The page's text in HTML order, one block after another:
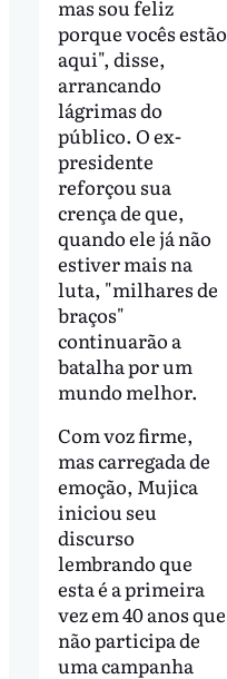
mas sou feliz
porque vocês estão
aqui", disse,
arrancando
lágrimas do
público. O ex-
presidente
reforçou sua
crença de que,
quando ele já não
estiver mais na
luta, "milhares de
braços"
continuarão a
batalha por um
mundo melhor.
Com voz firme,
mas carregada de
emoção, Mujica
iniciou seu
discurso
lembrando que
esta é a primeira
vez em 40 anos que
não participa de
uma campanha